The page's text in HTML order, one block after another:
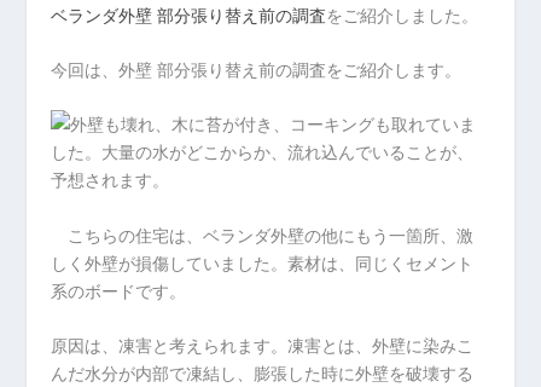
ベランダ外壁 部分張り替え前の調査をご紹介しました。
今回は、外壁 部分張り替え前の調査をご紹介します。
こちらの住宅は、ベランダ外壁の他にもう一箇所、激
しく外壁が損傷していました。素材は、同じくセメント
系のボードです。
原因は、凍害と考えられます。凍害とは、外壁に染みこ
んだ水分が内部で凍結し、膨張した時に外壁を破壊する